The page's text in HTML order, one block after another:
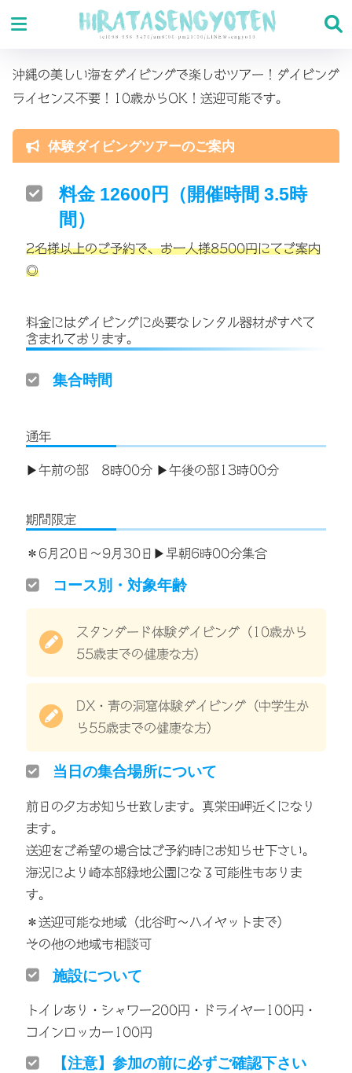
沖縄の美しい海をダイビングで楽しむツアー！ダイビング
ライセンス不要！10歳からOK！送迎可能です。
体験ダイビングツアーのご案内
料金 12600円（開催時間 3.5時
間）
2名様以上のご予約で、お一人様8500円にてご案内
◎
料金にはダイビングに必要なレンタル器材がすべて
含まれております。
集合時間
通年
▶午前の部 8時00分 ▶午後の部13時00分
期間限定
＊6月20日〜9月30日▶早朝6時00分集合
コース別・対象年齢
スタンダード体験ダイビング（10歳から
55歳までの健康な方）
DX・青の洞窟体験ダイビング（中学生か
ら55歳までの健康な方）
当日の集合場所について
前日の夕方お知らせ致します。真栄田岬近くになり
ます。
送迎をご希望の場合はご予約時にお知らせ下さい。
海況により崎本部緑地公園になる可能性もありま
す。
＊送迎可能な地域（北谷町〜ハイヤットまで）
その他の地域も相談可
施設について
トイレあり・シャワー200円・ドライヤー100円・
コインロッカー100円
【注意】参加の前に必ずご確認下さい